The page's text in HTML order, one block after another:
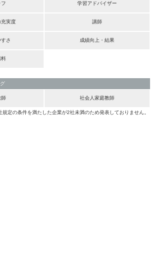
学習アドバイザー
充実度 講師
さ 成績向上・結果
料
社会人家庭教師
定の条件を満たした企業が2社未満のため発表しておりません。